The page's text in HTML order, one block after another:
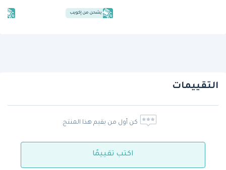
يشحن من إكويب
التقييمات
كن أول من يقيم هذا المنتج
اكتب تقييمًا